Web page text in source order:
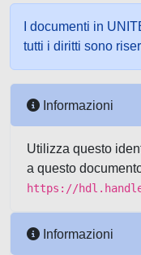
I documenti in
tutti i diritti sono
Informazioni
Utilizza questo
a questo
https://
Informazioni